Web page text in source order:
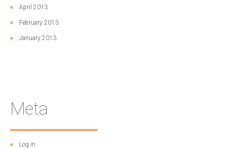
April 2013
February 2013
January 2013
Meta
Log in